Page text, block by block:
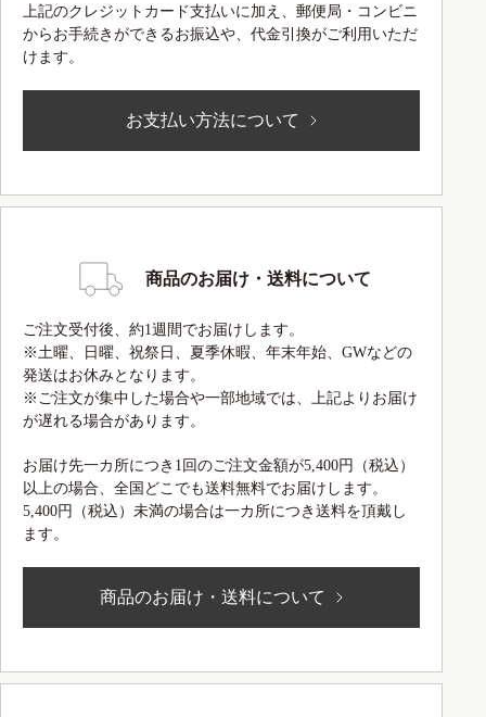
上記のクレジットカード支払いに加え、郵便局・コンビニ
からお手続きができるお振込や、代金引換がご利用いただ
けます。
お支払い方法について
商品のお届け・送料について
ご注文受付後、約1週間でお届けします。
※土曜、日曜、祝祭日、夏季休暇、年末年始、GWなどの
発送はお休みとなります。
※ご注文が集中した場合や一部地域では、上記よりお届け
が遅れる場合があります。
お届け先一カ所につき1回のご注文金額が5,400円（税込）
以上の場合、全国どこでも送料無料でお届けします。
5,400円（税込）未満の場合は一カ所につき送料を頂戴し
ます。
商品のお届け・送料について